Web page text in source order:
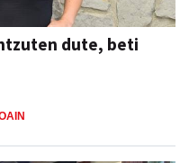
dute, beti